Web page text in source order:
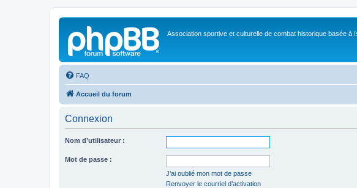
Association sportive et culturelle de combat historique basée à
FAQ
Accueil du forum
Connexion
Nom d’utilisateur :
Mot de passe :
J’ai oublié mon mot de passe
Renvoyer le courriel d’activation